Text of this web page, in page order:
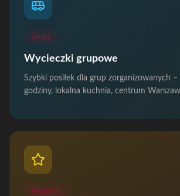
Grupy
Wycieczki grupowe
Szybki posiłek dla grup zorganizowanych –
godziny, lokalna kuchnia, centrum
Promocja